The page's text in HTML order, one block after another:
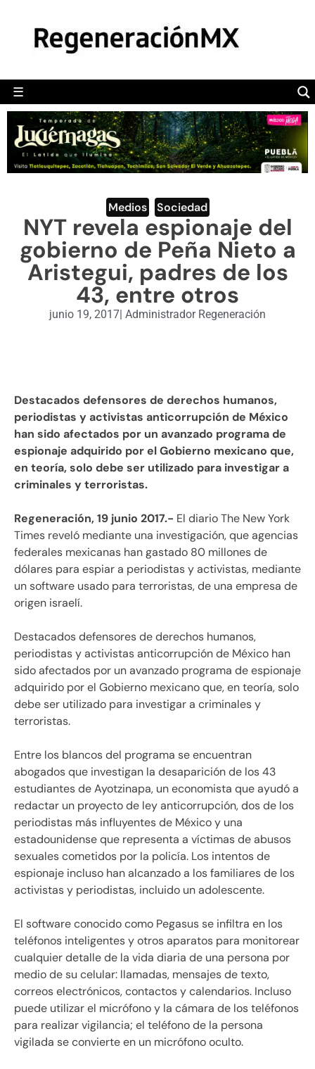
☰
POLÍTICA
CAMALEÓN
OPINIÓN
DEPORTES
ENGLISH SECTION
VIDEOS
Medios Sociedad
NYT revela espionaje del
gobierno de Peña Nieto a
Aristegui, padres de los
43, entre otros
junio 19, 2017| Administrador Regeneración
Destacados defensores de derechos humanos,
periodistas y activistas anticorrupción de México
han sido afectados por un avanzado programa de
espionaje adquirido por el Gobierno mexicano que,
en teoría, solo debe ser utilizado para investigar a
criminales y terroristas.
Regeneración, 19 junio 2017.- El diario The New York
Times reveló mediante una investigación, que agencias
federales mexicanas han gastado 80 millones de
dólares para espiar a periodistas y activistas, mediante
un software usado para terroristas, de una empresa de
origen israelí.
Destacados defensores de derechos humanos,
periodistas y activistas anticorrupción de México han
sido afectados por un avanzado programa de espionaje
adquirido por el Gobierno mexicano que, en teoría, solo
debe ser utilizado para investigar a criminales y
terroristas.
Entre los blancos del programa se encuentran
abogados que investigan la desaparición de los 43
estudiantes de Ayotzinapa, un economista que ayudó a
redactar un proyecto de ley anticorrupción, dos de los
periodistas más influyentes de México y una
estadounidense que representa a víctimas de abusos
sexuales cometidos por la policía. Los intentos de
espionaje incluso han alcanzado a los familiares de los
activistas y periodistas, incluido un adolescente.
El software conocido como Pegasus se infiltra en los
teléfonos inteligentes y otros aparatos para monitorear
cualquier detalle de la vida diaria de una persona por
medio de su celular: llamadas, mensajes de texto,
correos electrónicos, contactos y calendarios. Incluso
puede utilizar el micrófono y la cámara de los teléfonos
para realizar vigilancia; el teléfono de la persona
vigilada se convierte en un micrófono oculto.